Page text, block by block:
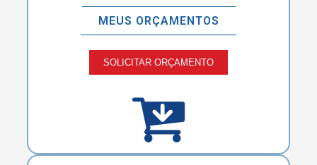
MEUS ORÇAMENTOS
SOLICITAR ORÇAMENTO